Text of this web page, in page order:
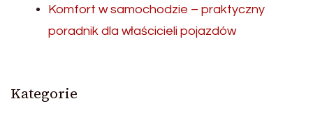
Komfort w samochodzie – praktyczny
poradnik dla właścicieli pojazdów
Kategorie